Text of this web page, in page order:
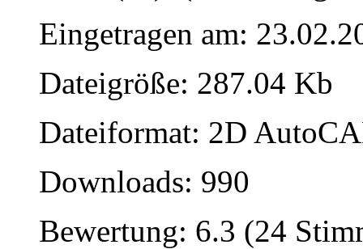
Eingetragen am:
Dateigröße: 287.04 Kb
Dateiformat: 2D
Downloads: 990
Bewertung: 6.3 (24